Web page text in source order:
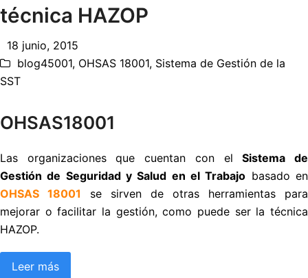
técnica HAZOP
18 junio, 2015
blog45001, OHSAS 18001, Sistema de Gestión de la
SST
OHSAS18001
Las organizaciones que cuentan con elSistema de
Gestión de Seguridad y Salud en el Trabajo basado en
OHSAS 18001 se sirven de otras herramientas para
mejorar o facilitar la gestión, como puede ser la técnica
HAZOP.
Leer más